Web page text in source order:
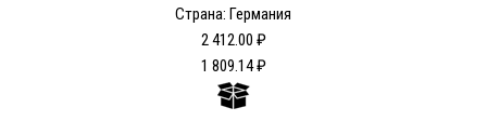
Страна: Германия
2 412.00 ₽
1 809.14 ₽